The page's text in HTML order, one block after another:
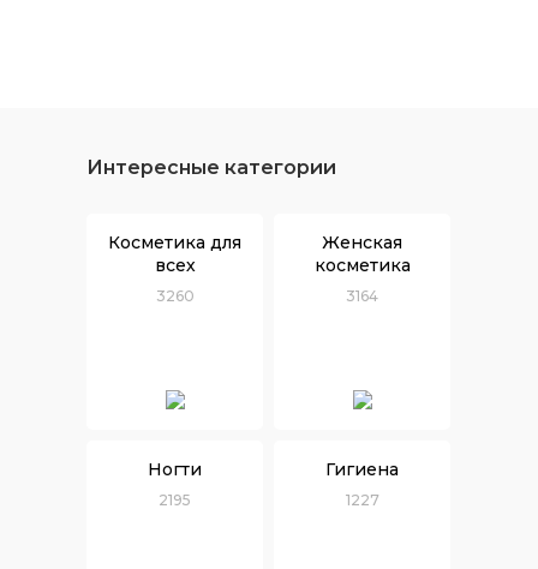
Интересные категории
Косметика для
всех
3260
Женская
косметика
3164
Ногти
2195
Гигиена
1227